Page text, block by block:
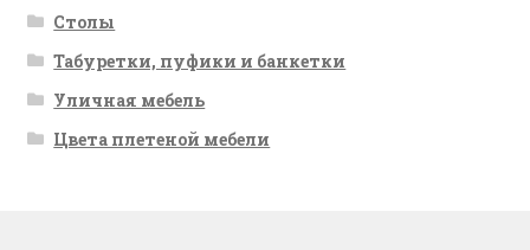
Столы
Табуретки, пуфики и банкетки
Уличная мебель
Цвета плетеной мебели